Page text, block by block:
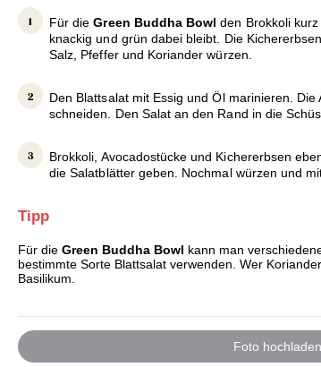
Für dieGreen Buddha Bowlden Brokkoli
knackig und grün dabei bleibt. Die
Salz, Pfeffer und Koriander würzen.
Den Blattsalat mit Essig und Öl marinieren.
schneiden. Den Salat an den Rand in die
Brokkoli, Avocadostücke und Kichererbsen
die Salatblätter geben. Nochmal würzen und
Tipp
Für die Green Buddha Bowl kann man
bestimmte Sorte Blattsalat verwenden. Wer
Basilikum.
Foto hochladen